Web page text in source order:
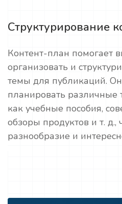
Структурирование
Контент-план помогает
организовать и
темы для публикаций.
планировать различные
как учебные пособия,
обзоры продуктов и т. д.,
разнообразие и